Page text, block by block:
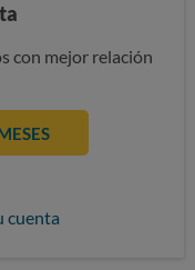
con mejor relación
cuenta